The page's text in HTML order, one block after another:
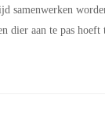
samenwerken
dier aan te pas hoeft